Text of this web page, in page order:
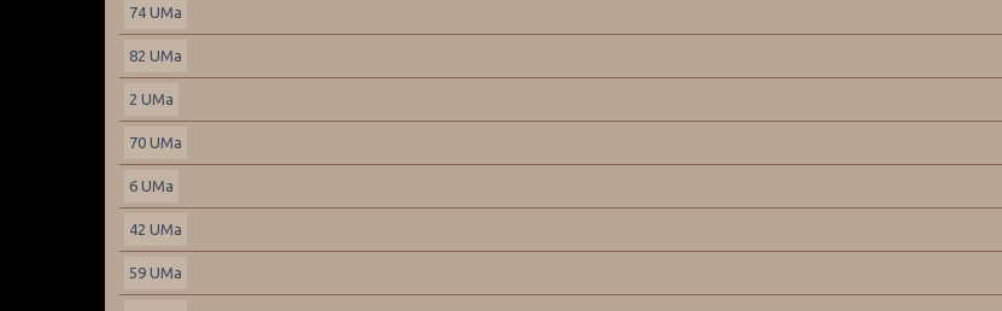
74 UMa
82 UMa
2 UMa
70 UMa
6 UMa
42 UMa
59 UMa